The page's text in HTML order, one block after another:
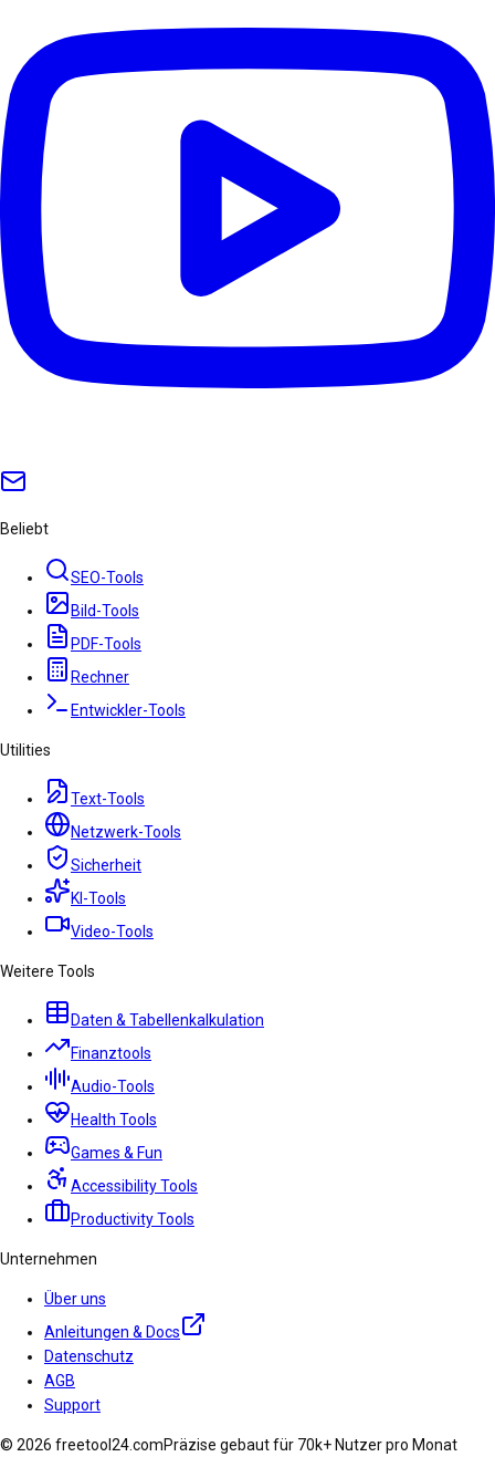
Beliebt
SEO-Tools
Bild-Tools
PDF-Tools
Rechner
Entwickler-Tools
Utilities
Text-Tools
Netzwerk-Tools
Sicherheit
KI-Tools
Video-Tools
Weitere Tools
Daten & Tabellenkalkulation
Finanztools
Audio-Tools
Health Tools
Games & Fun
Accessibility Tools
Productivity Tools
Unternehmen
Über uns
Anleitungen & Docs
Datenschutz
AGB
Support
© 2026 freetool24.comPräzise gebaut für 70k+ Nutzer pro Monat